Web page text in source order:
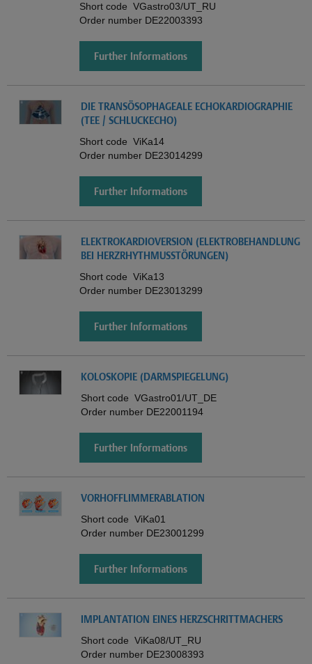
Short code VGastro03/UT_RU
Order number DE22003393
Further Informations
DIE TRANSÖSOPHAGEALE ECHOKARDIOGRAPHIE
(TEE / SCHLUCKECHO)
Short code ViKa14
Order number DE23014299
Further Informations
ELEKTROKARDIOVERSION (ELEKTROBEHANDLUNG
BEI HERZRHYTHMUSSTÖRUNGEN)
Short code ViKa13
Order number DE23013299
Further Informations
KOLOSKOPIE (DARMSPIEGELUNG)
Short code VGastro01/UT_DE
Order number DE22001194
Further Informations
VORHOFFLIMMERABLATION
Short code ViKa01
Order number DE23001299
Further Informations
IMPLANTATION EINES HERZSCHRITTMACHERS
Short code ViKa08/UT_RU
Order number DE23008393